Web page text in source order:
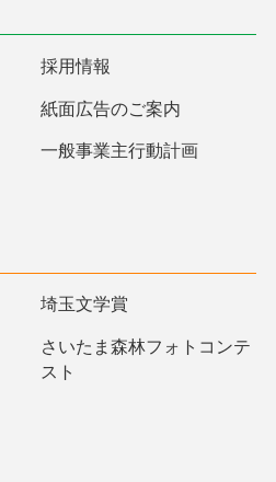
採用情報
紙面広告のご案内
一般事業主行動計画
埼玉文学賞
さいたま森林フォトコンテ
スト